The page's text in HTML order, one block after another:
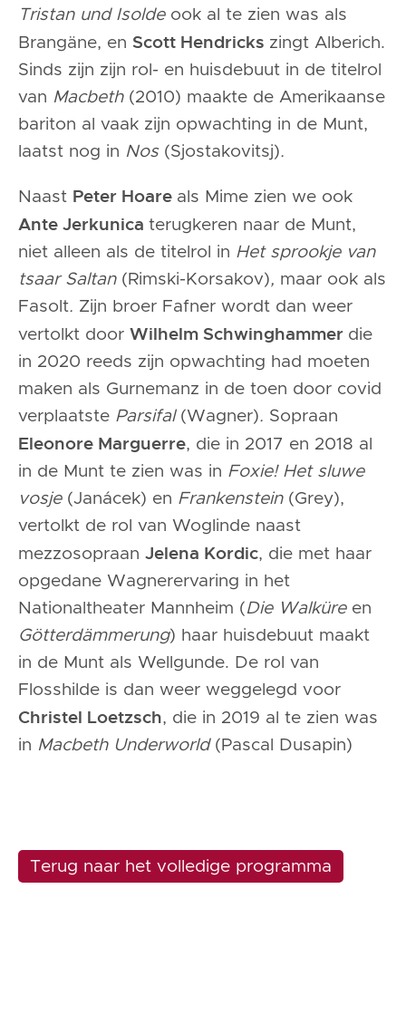
Tristan und Isolde ook al te zien was als
Brangäne, en Scott Hendricks zingt Alberich.
Sinds zijn zijn rol- en huisdebuut in de titelrol
van Macbeth (2010) maakte de Amerikaanse
bariton al vaak zijn opwachting in de Munt,
laatst nog in Nos (Sjostakovitsj).
Naast Peter Hoare als Mime zien we ook
Ante Jerkunica terugkeren naar de Munt,
niet alleen als de titelrol in Het sprookje van
tsaar Saltan (Rimski-Korsakov), maar ook als
Fasolt. Zijn broer Fafner wordt dan weer
vertolkt door Wilhelm Schwinghammer die
in 2020 reeds zijn opwachting had moeten
maken als Gurnemanz in de toen door covid
verplaatste Parsifal (Wagner). Sopraan
Eleonore Marguerre, die in 2017 en 2018 al
in de Munt te zien was in Foxie! Het sluwe
vosje (Janácek) en Frankenstein (Grey),
vertolkt de rol van Woglinde naast
mezzosopraan Jelena Kordic, die met haar
opgedane Wagnerervaring in het
Nationaltheater Mannheim ( Die Walküre en
Götterdämmerung) haar huisdebuut maakt
in de Munt als Wellgunde. De rol van
Flosshilde is dan weer weggelegd voor
Christel Loetzsch, die in 2019 al te zien was
in Macbeth Underworld (Pascal Dusapin)
Terug naar het volledige programma